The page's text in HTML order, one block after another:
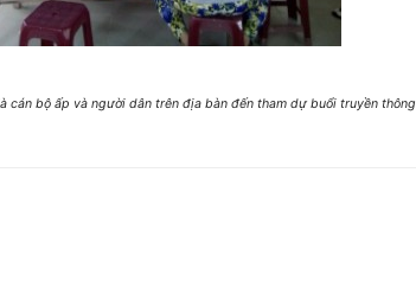
cán bộ ấp và người dân trên địa bàn đến tham dự buổi truyền thông